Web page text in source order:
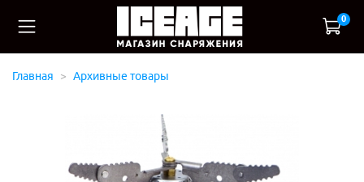
0
Главная Архивные товары